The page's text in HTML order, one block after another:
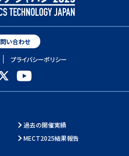
問い合わせ
プライバシーポリシー
過去の開催実績
MECT2025結果報告